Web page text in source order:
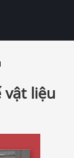
vật liệu